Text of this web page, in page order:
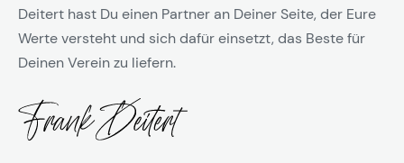
Deitert hast Du einen Partner an Deiner Seite, der Eure
Werte versteht und sich dafür einsetzt, das Beste für
Deinen Verein zu liefern.